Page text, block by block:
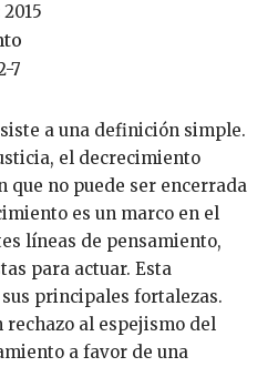
2015
7
el decrecimiento
que no puede ser encerrada
es un marco en el
líneas de pensamiento,
para actuar. Esta
principales fortalezas.
al espejismo del
a favor de una